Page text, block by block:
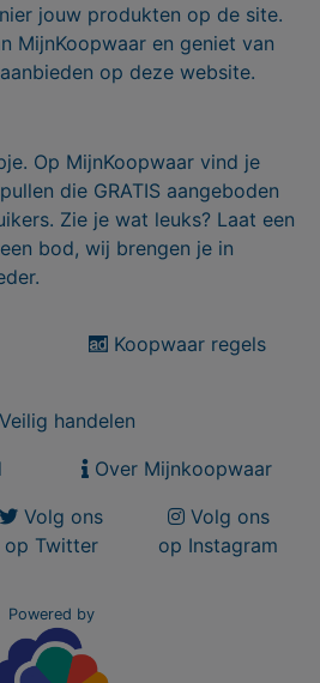
jouw produkten op de site.
MijnKoopwaar en geniet van
op deze website.
Op MijnKoopwaar vind je
die GRATIS aangeboden
Zie je wat leuks? Laat een
bod, wij brengen je in
Koopwaar regels
handelen
Over Mijnkoopwaar
Volg ons
op Twitter
Volg ons
op Instagram
Powered by